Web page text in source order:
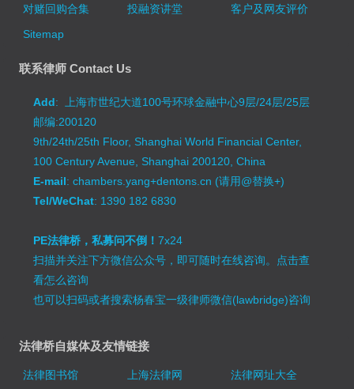
对赌回购合集
投融资讲堂
客户及网友评价
Sitemap
联系律师 Contact Us
Add: 上海市世纪大道100号环球金融中心9层/24层/25层
邮编:200120
9th/24th/25th Floor, Shanghai World Financial Center,
100 Century Avenue, Shanghai 200120, China
E-mail: chambers.yang+dentons.cn (请用@替换+)
Tel/WeChat: 1390 182 6830
PE法律桥，私募问不倒！7x24
扫描并关注下方微信公众号，即可随时在线咨询。 点击查
看怎么咨询
也可以扫码或者搜索杨春宝一级律师微信(lawbridge)咨询
法律桥自媒体及友情链接
法律图书馆 上海法律网
法律网址大全